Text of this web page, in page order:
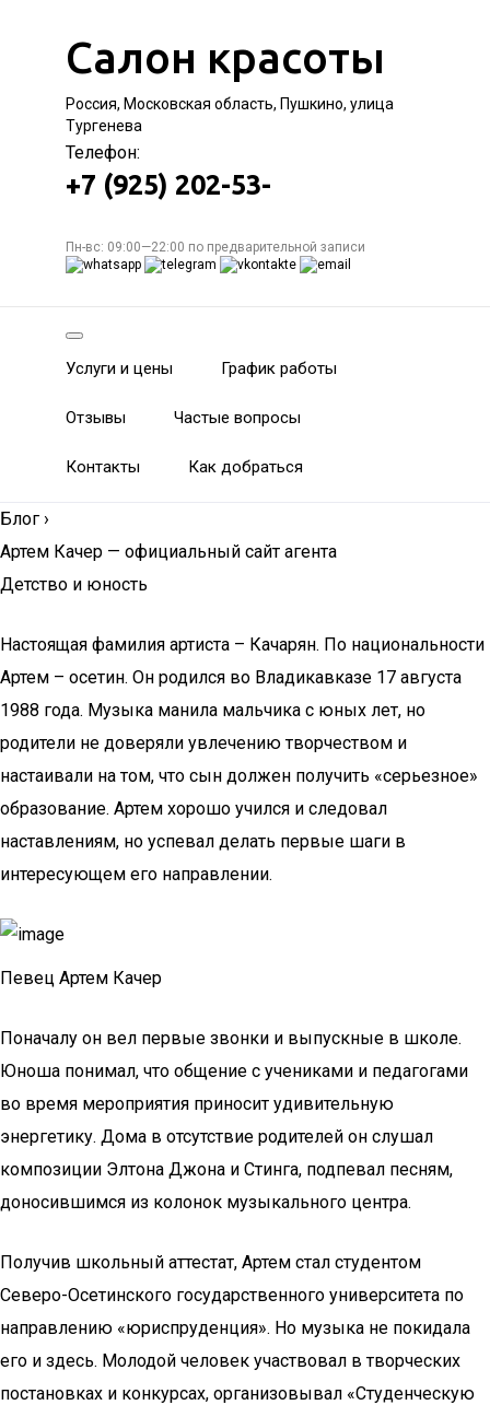
Салон красоты
Россия, Московская область, Пушкино, улица
Тургенева
Телефон:
+7 (925) 202-53-
Пн-вс: 09:00—22:00 по предварительной записи
Услуги и цены График работы
Отзывы Частые вопросы
Контакты Как добраться
Блог ›
Артем Качер — официальный сайт агента
Детство и юность
Настоящая фамилия артиста – Качарян. По национальности
Артем – осетин. Он родился во Владикавказе 17 августа
1988 года. Музыка манила мальчика с юных лет, но
родители не доверяли увлечению творчеством и
настаивали на том, что сын должен получить «серьезное»
образование. Артем хорошо учился и следовал
наставлениям, но успевал делать первые шаги в
интересующем его направлении.
Певец Артем Качер
Поначалу он вел первые звонки и выпускные в школе.
Юноша понимал, что общение с учениками и педагогами
во время мероприятия приносит удивительную
энергетику. Дома в отсутствие родителей он слушал
композиции Элтона Джона и Стинга, подпевал песням,
доносившимся из колонок музыкального центра.
Получив школьный аттестат, Артем стал студентом
Северо-Осетинского государственного университета по
направлению «юриспруденция». Но музыка не покидала
его и здесь. Молодой человек участвовал в творческих
постановках и конкурсах, организовывал «Студенческую